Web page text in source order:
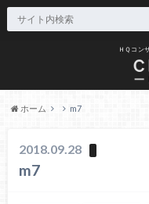
ＨＱコン
ホーム m7
2018.09.28
m7